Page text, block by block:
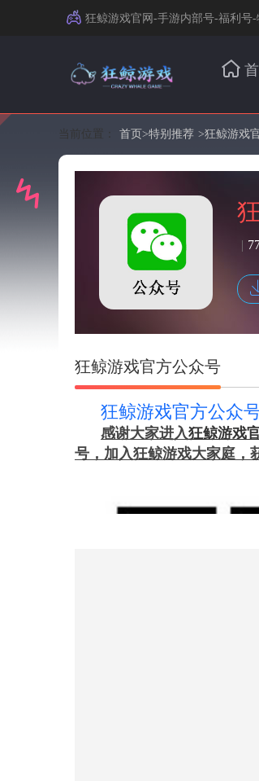
狂鲸游戏官网-手游内部号-福利号-
当前位置： 首页 >特别推荐 >狂鲸游戏
|
狂鲸游戏官方公众号
狂鲸游戏官方公众
感谢大家进入狂鲸游戏
号，加入狂鲸游戏大家庭，